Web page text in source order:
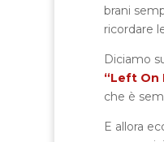
brani
ricordare
Diciamo
“Left On
che è
E allora